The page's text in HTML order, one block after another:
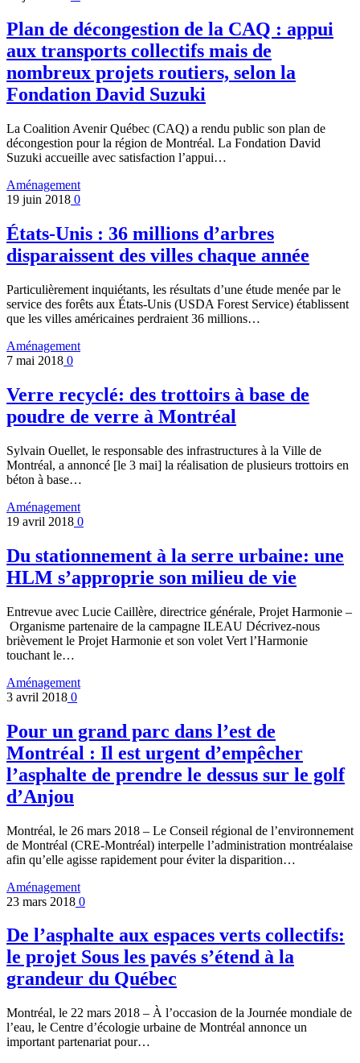
Plan de décongestion de la CAQ : appui
aux transports collectifs mais de
nombreux projets routiers, selon la
Fondation David Suzuki
La Coalition Avenir Québec (CAQ) a rendu public son plan de
décongestion pour la région de Montréal. La Fondation David
Suzuki accueille avec satisfaction l’appui…
Aménagement
19 juin 2018 0
États-Unis : 36 millions d’arbres
disparaissent des villes chaque année
Particulièrement inquiétants, les résultats d’une étude menée par le
service des forêts aux États-Unis (USDA Forest Service) établissent
que les villes américaines perdraient 36 millions…
Aménagement
7 mai 2018 0
Verre recyclé: des trottoirs à base de
poudre de verre à Montréal
Sylvain Ouellet, le responsable des infrastructures à la Ville de
Montréal, a annoncé [le 3 mai] la réalisation de plusieurs trottoirs en
béton à base…
Aménagement
19 avril 2018 0
Du stationnement à la serre urbaine: une
HLM s’approprie son milieu de vie
Entrevue avec Lucie Caillère, directrice générale, Projet Harmonie –
Organisme partenaire de la campagne ILEAU Décrivez-nous
brièvement le Projet Harmonie et son volet Vert l’Harmonie
touchant le…
Aménagement
3 avril 2018 0
Pour un grand parc dans l’est de
Montréal : Il est urgent d’empêcher
l’asphalte de prendre le dessus sur le golf
d’Anjou
Montréal, le 26 mars 2018 – Le Conseil régional de l’environnement
de Montréal (CRE-Montréal) interpelle l’administration montréalaise
afin qu’elle agisse rapidement pour éviter la disparition…
Aménagement
23 mars 2018 0
De l’asphalte aux espaces verts collectifs:
le projet Sous les pavés s’étend à la
grandeur du Québec
Montréal, le 22 mars 2018 – À l’occasion de la Journée mondiale de
l’eau, le Centre d’écologie urbaine de Montréal annonce un
important partenariat pour…